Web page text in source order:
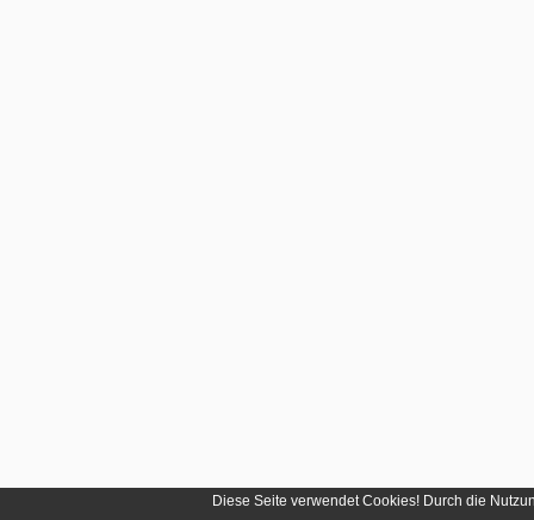
Diese Seite verwendet Cookies! Durch die